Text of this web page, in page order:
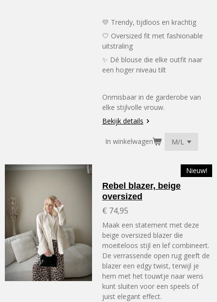
💛 Trendy, tijdloos en krachtig
🤍 Oversized fit met fashionable
uitstraling
✨ Dé blouse die elke outfit naar
een hoger niveau tilt
Onmisbaar in de garderobe van
elke stijlvolle vrouw.
Bekijk details
In winkelwagen
Nieuw!
Rebel blazer, beige
oversized
€ 74,95
Maak een statement met deze
beige oversized blazer die
moeiteloos stijl en lef combineert.
De verrassende open rug geeft de
blazer een edgy twist, terwijl je
hem met het touwtje naar wens
kunt sluiten voor een speels of
juist elegant effect.